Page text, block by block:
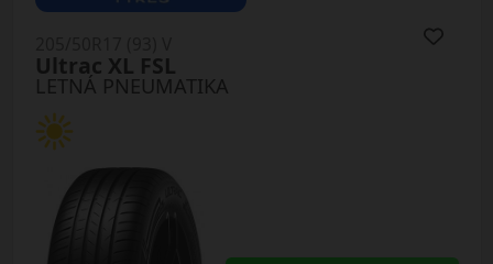
LETNÁ PNEUMATIKA
Ultrac XL FSL